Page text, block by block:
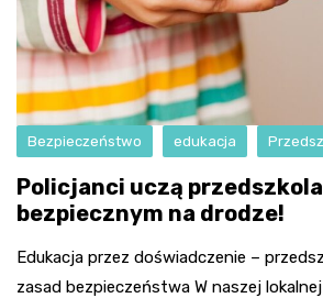
Bezpieczeństwo edukacja
Policjanci uczą
bezpiecznym na drodze!
Edukacja przez doświadczenie –
zasad bezpieczeństwa W naszej